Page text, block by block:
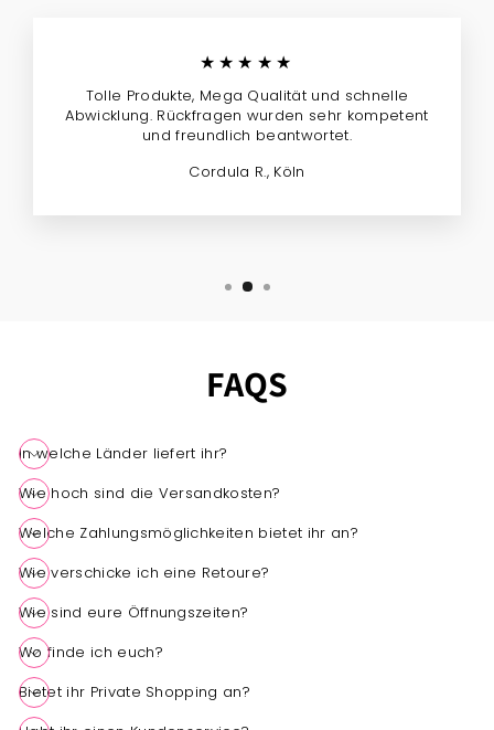
★★★★★
Tolle Produkte, Mega Qualität und schnelle
Abwicklung. Rückfragen wurden sehr kompetent
und freundlich beantwortet.
Cordula R., Köln
FAQS
In welche Länder liefert ihr?
Wie hoch sind die Versandkosten?
Welche Zahlungsmöglichkeiten bietet ihr an?
Wie verschicke ich eine Retoure?
Wie sind eure Öffnungszeiten?
Wo finde ich euch?
Bietet ihr Private Shopping an?
4,7 Rating 1.542 Bewertungen
Anonym
Perfekte Produkte, perfekte Lieferung
Twitter